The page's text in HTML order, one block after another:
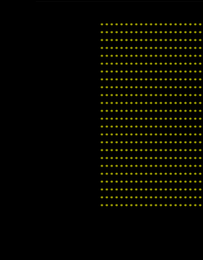
* * * * * * * * * * * * * * * * * * * * *
* * * * * * * * * * * * * * * * * * * * *
* * * * * * * * * * * * * * * * * * * * *
* * * * * * * * * * * * * * * * * * * * *
* * * * * * * * * * * * * * * * * * * * *
* * * * * * * * * * * * * * * * * * * * *
* * * * * * * * * * * * * * * * * * * * *
* * * * * * * * * * * * * * * * * * * * *
* * * * * * * * * * * * * * * * * * * * *
* * * * * * * * * * * * * * * * * * * * *
* * * * * * * * * * * * * * * * * * * * *
* * * * * * * * * * * * * * * * * * * * *
* * * * * * * * * * * * * * * * * * * * *
* * * * * * * * * * * * * * * * * * * * *
* * * * * * * * * * * * * * * * * * * * *
* * * * * * * * * * * * * * * * * * * * *
* * * * * * * * * * * * * * * * * * * * *
* * * * * * * * * * * * * * * * * * * * *
* * * * * * * * * * * * * * * * * * * * *
* * * * * * * * * * * * * * * * * * * * *
* * * * * * * * * * * * * * * * * * * * *
* * * * * * * * * * * * * * * * * * * * *
* * * * * * * * * * * * * * * * * * * * *
* * * * * * * * * * * * * * * * * * * * *